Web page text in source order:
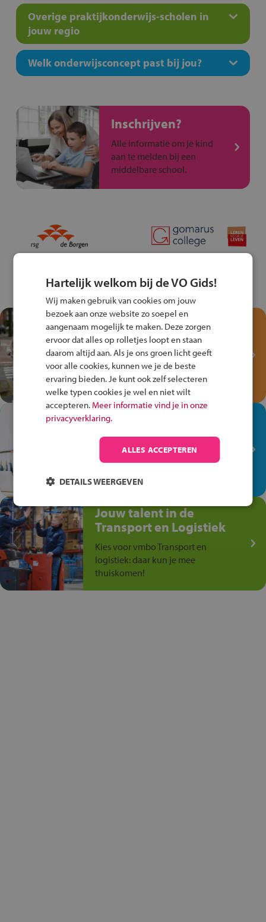
Overige praktijkonderwijs-scholen in
jouw regio
Welk onderwijsconcept past bij jou?
Inschrijven?
Alle informatie om je kind
aan te melden bij een
middelbare school.
Test je kennis met het
Fiets Veilig
Verkeersspel!
Speel het Fiets Veilig Verkeersspel
en win een Cortina-fiets!
In de winkel ben je op je
plek!
Ontdek via het vmbo jouw talent
op de winkelvloer, waar elke dag
anders is!
Jouw talent in de
Transport en Logistiek
Kies voor vmbo Transport en
logistiek: daar kun je mee
thuiskomen!
Hartelijk welkom bij de VO Gids!
Wij maken gebruik van cookies om jouw
bezoek aan onze website zo soepel en
aangenaam mogelijk te maken. Deze zorgen
ervoor dat alles op rolletjes loopt en staan
daarom altijd aan. Als je ons groen licht geeft
voor alle cookies, kunnen we je de beste
ervaring bieden. Je kunt ook zelf selecteren
welke typen cookies je wel en niet wilt
accepteren. Meer informatie vind je in onze
privacyverklaring.
ALLES ACCEPTEREN
DETAILS WEERGEVEN